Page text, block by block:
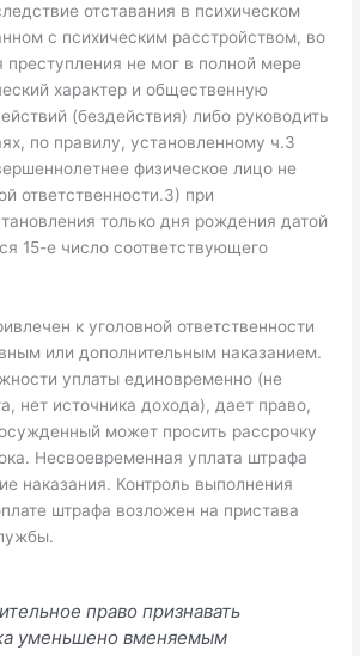
отставания в психическом
с психическим расстройством, во
не мог в полной мере
характер и общественную
(бездействия) либо руководить
по правилу, установленному ч.3
физическое лицо не
ответственности.3) при
только дня рождения датой
15-е число соответствующего
к уголовной ответственности
или дополнительным наказанием.
уплаты единовременно (не
нет источника дохода), дает право,
может просить рассрочку
Несвоевременная уплата штрафа
наказания. Контроль выполнения
штрафа возложен на пристава
право признавать
уменьшено вменяемым